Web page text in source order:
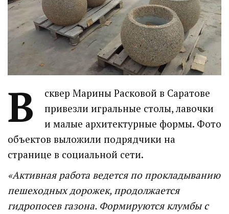
В
сквер Марины Расковой в Саратове
привезли игральные столы, лавочки
и малые архитектурные формы. Фото
объектов выложили подрядчики на
странице в социальной сети.
«Активная работа ведется по прокладыванию
пешеходных дорожек, продолжается
гидропосев газона. Формируются клумбы с